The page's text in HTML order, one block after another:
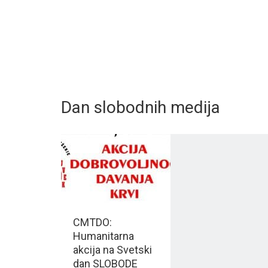
Dan slobodnih medija
CMTDO:
Humanitarna
akcija na Svetski
dan SLOBODE